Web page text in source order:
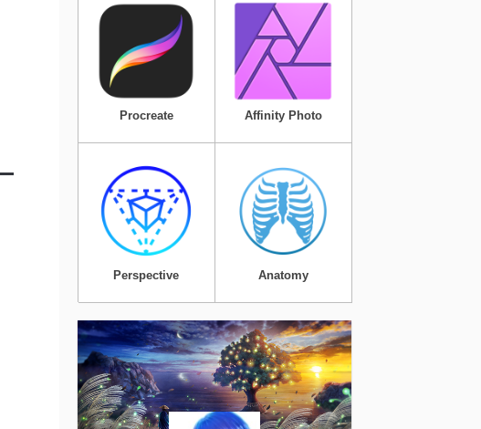
Procreate Affinity Photo
Perspective Anatomy